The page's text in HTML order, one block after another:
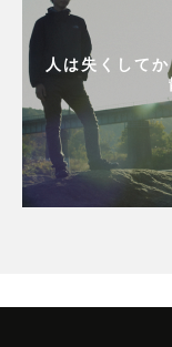
人は失くして